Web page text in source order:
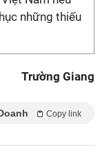
những thiếu
Trường Giang
Copy link